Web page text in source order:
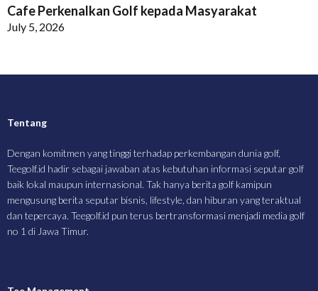
Cafe Perkenalkan Golf kepada Masyarakat
July 5, 2026
Tentang
Dengan komitmen yang tinggi terhadap perkembangan dunia golf,
Teegolf.id hadir sebagai jawaban atas kebutuhan informasi seputar golf
baik lokal maupun internasional. Tak hanya berita golf kamipun
mengusung berita seputar bisnis, lifestyle, dan hiburan yang teraktual
dan tepercaya. Teegolf.id pun terus bertransformasi menjadi media golf
no 1 di Jawa Timur.